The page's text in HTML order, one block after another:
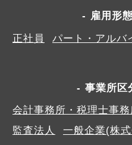
雇用形
正社員
パート・アルバ
事業所区
会計事務所・税理士事務
監査法人
一般企業(株